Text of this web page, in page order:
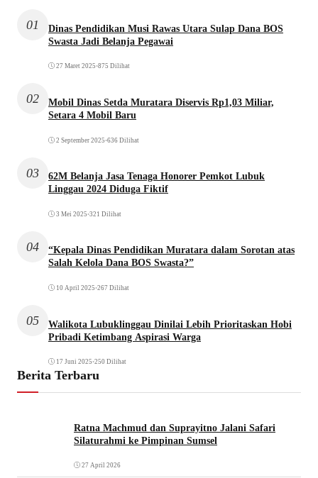
01
Dinas Pendidikan Musi Rawas Utara Sulap Dana BOS
Swasta Jadi Belanja Pegawai
27 Maret 2025 •875 Dilihat
02
Mobil Dinas Setda Muratara Diservis Rp1,03 Miliar,
Setara 4 Mobil Baru
2 September 2025 •636 Dilihat
03
62M Belanja Jasa Tenaga Honorer Pemkot Lubuk
Linggau 2024 Diduga Fiktif
3 Mei 2025 •321 Dilihat
04
“Kepala Dinas Pendidikan Muratara dalam Sorotan atas
Salah Kelola Dana BOS Swasta?”
10 April 2025 •267 Dilihat
05
Walikota Lubuklinggau Dinilai Lebih Prioritaskan Hobi
Pribadi Ketimbang Aspirasi Warga
17 Juni 2025 •250 Dilihat
Berita Terbaru
Ratna Machmud dan Suprayitno Jalani Safari
Silaturahmi ke Pimpinan Sumsel
27 April 2026